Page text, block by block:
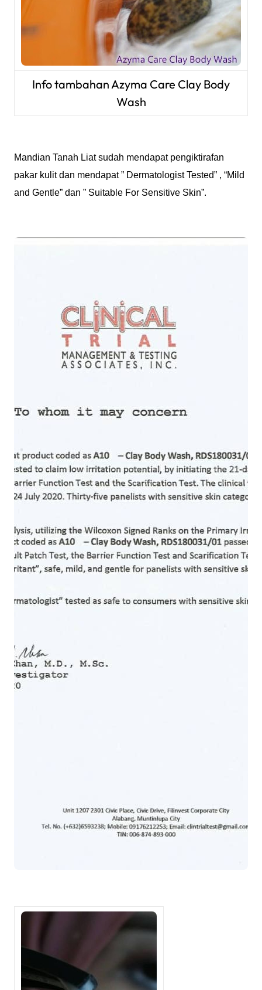
Info tambahan Azyma Care Clay Body
Wash
Mandian Tanah Liat sudah mendapat pengiktirafan
pakar kulit dan mendapat ” Dermatologist Tested” , “Mild
and Gentle” dan ” Suitable For Sensitive Skin”.